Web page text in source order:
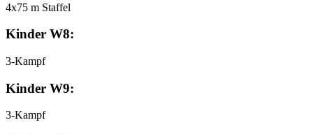
4x75 m Staffel
Kinder W8:
3-Kampf
Kinder W9:
3-Kampf